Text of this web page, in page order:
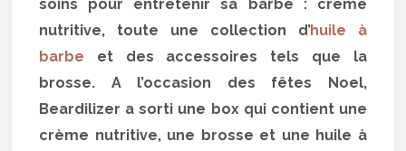
soins pour entretenir sa barbe : crème
nutritive, toute une collection d’huile à
barbe et des accessoires tels que la
brosse. A l’occasion des fêtes Noel,
Beardilizer a sorti une box qui contient une
crème nutritive, une brosse et une huile à